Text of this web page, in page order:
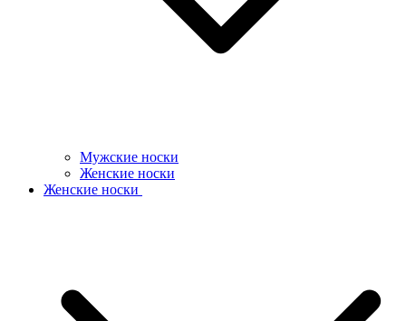
Мужские носки
Женские носки
Женские носки